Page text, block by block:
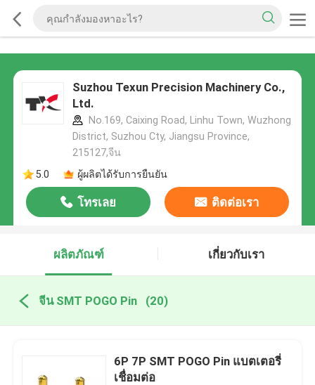
Suzhou Texun Precision Machinery Co.,
Ltd.
No.169, Caixing Road, Linhu Town, Wuzhong
District, Suzhou Cty, Jiangsu Province,
215127,จีน
5.0
ผู้ผลิตได้รับการยืนยัน
โทรเลย ติดต่อเรา
ผลิตภัณฑ์ เกี่ยวกับเรา
จีน SMT POGO Pin (20)
6P 7P SMT POGO Pin แบตเตอรี่
เชื่อมต่อ